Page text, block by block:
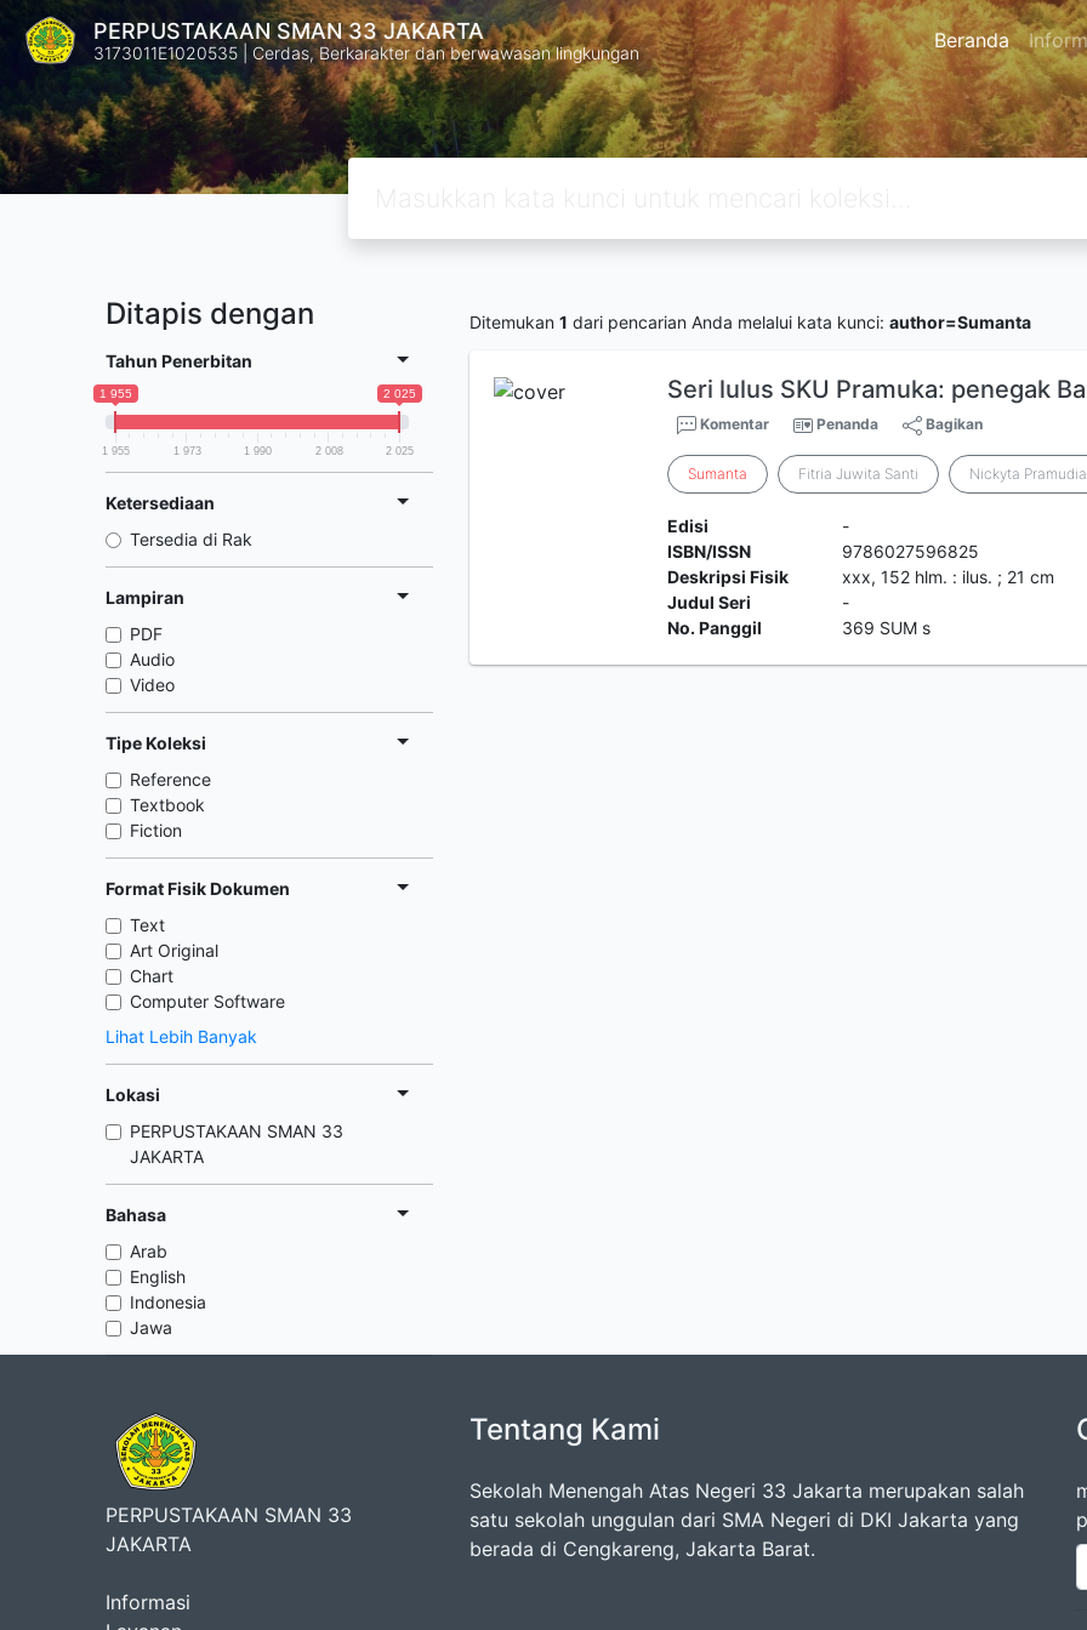
PERPUSTAKAAN SMAN 33 JAKARTA
3173011E1020535 | Cerdas, Berkarakter dan berwawasan lingkungan Beranda
Ditapis dengan
Tahun Penerbitan
1 955 2 025
1 955 1 973 1 990 2 008 2 025
Ketersediaan
Tersedia di Rak
Lampiran
PDF
Audio
Video
Tipe Koleksi
Reference
Textbook
Fiction
Format Fisik Dokumen
Text
Art Original
Chart
Computer Software
Lihat Lebih Banyak
Lokasi
PERPUSTAKAAN SMAN 33
JAKARTA
Bahasa
Arab
English
Indonesia
Jawa
Ditemukan 1 dari pencarian Anda melalui kata kunci: author=Sumanta
Seri lulus SKU Pramuka: penegak
Komentar Penanda Bagikan
Sumanta Fitria Juwita Santi Nickyta Pramudia
Edisi
-
ISBN/ISSN
9786027596825
Deskripsi Fisik
xxx, 152 hlm. : ilus. ; 21 cm
Judul Seri
-
No. Panggil
369 SUM s
PERPUSTAKAAN SMAN 33
JAKARTA
Informasi
Tentang Kami
Sekolah Menengah Atas Negeri 33 Jakarta merupakan salah
satu sekolah unggulan dari SMA Negeri di DKI Jakarta yang
berada di Cengkareng, Jakarta Barat.